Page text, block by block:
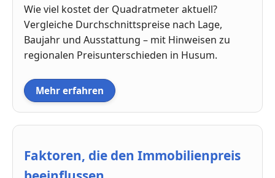
Wie viel kostet der Quadratmeter aktuell?
Vergleiche Durchschnittspreise nach Lage,
Baujahr und Ausstattung – mit Hinweisen zu
regionalen Preisunterschieden in Husum.
Mehr erfahren
Faktoren, die den Immobilienpreis